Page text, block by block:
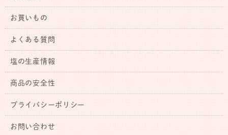
お買いもの
よくある質問
塩の生産情報
商品の安全性
プライバシーポリシー
お問い合わせ